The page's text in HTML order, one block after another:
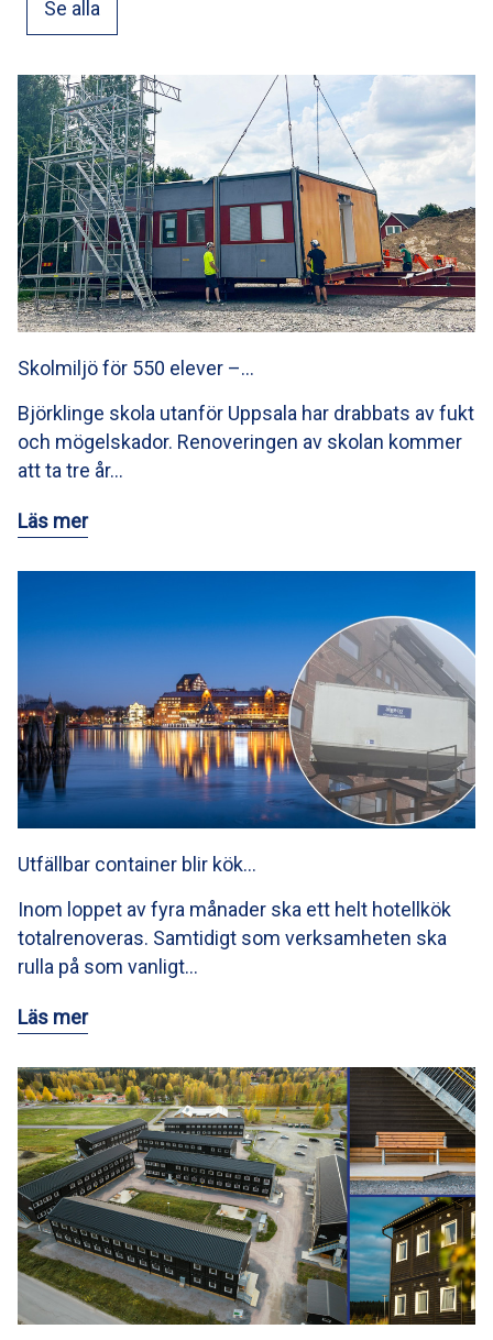
Se alla
Skolmiljö för 550 elever –…
Björklinge skola utanför Uppsala har drabbats av fukt
och mögelskador. Renoveringen av skolan kommer
att ta tre år…
Läs mer
Utfällbar container blir kök…
Inom loppet av fyra månader ska ett helt hotellkök
totalrenoveras. Samtidigt som verksamheten ska
rulla på som vanligt…
Läs mer